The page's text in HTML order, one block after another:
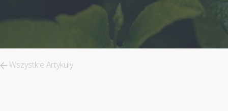
Wszystkie Artykuły